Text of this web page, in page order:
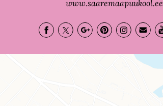
www.saaremaapuukool.ee